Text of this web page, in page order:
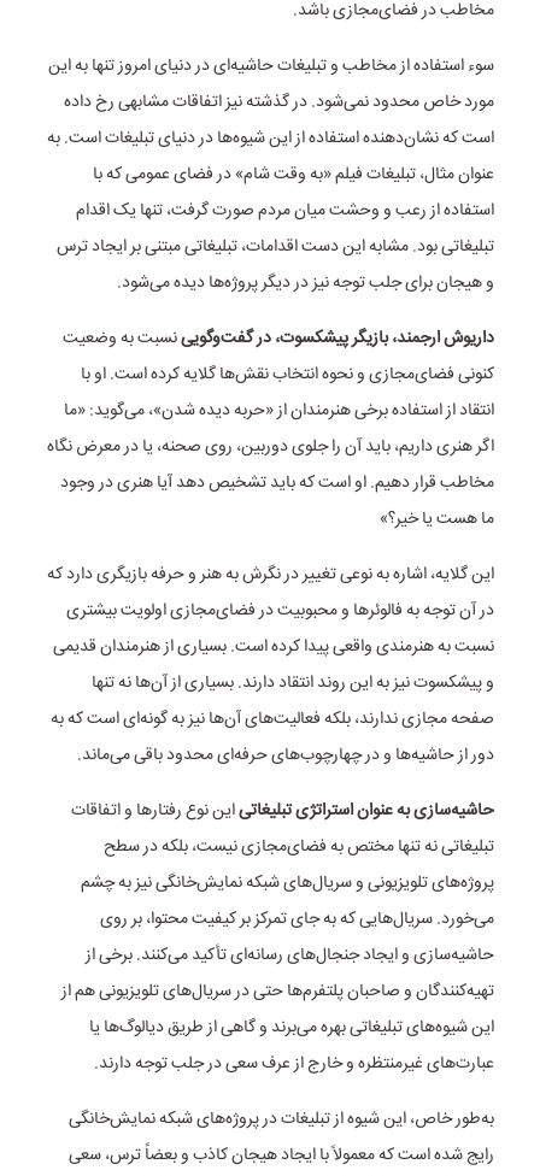
مخاطب در فضای‌مجازی باشد.
سوء استفاده از مخاطب و تبلیغات حاشیه‌ای در دنیای امروز تنها به این
مورد خاص محدود نمی‌شود. در گذشته نیز اتفاقات مشابهی رخ داده
است که نشان‌دهنده استفاده از این شیوه‌ها در دنیای تبلیغات است. به
عنوان مثال، تبلیغات فیلم «به وقت شام» در فضای عمومی که با
استفاده از رعب و وحشت میان مردم صورت گرفت، تنها یک اقدام
تبلیغاتی بود. مشابه این دست اقدامات، تبلیغاتی مبتنی بر ایجاد ترس
و هیجان برای جلب توجه نیز در دیگر پروژه‌ها دیده می‌شود.
داریوش ارجمند، بازیگر پیشکسوت، در گفت‌وگویینسبت به وضعیت
کنونی فضای‌مجازی و نحوه انتخاب نقش‌ها گلایه کرده است. او با
انتقاد از استفاده برخی هنرمندان از «حربه دیده شدن»، می‌گوید: «ما
اگر هنری داریم، باید آن را جلوی دوربین، روی صحنه، یا در معرض نگاه
مخاطب قرار دهیم. او است که باید تشخیص دهد آیا هنری در وجود
ما هست یا خیر؟»
این گلایه، اشاره به نوعی تغییر در نگرش به هنر و حرفه بازیگری دارد که
در آن توجه به فالوئرها و محبوبیت در فضای‌مجازی اولویت بیشتری
نسبت به هنرمندی واقعی پیدا کرده است. بسیاری از هنرمندان قدیمی
و پیشکسوت نیز به این روند انتقاد دارند. بسیاری از آن‌ها نه تنها
صفحه مجازی ندارند، بلکه فعالیت‌های آن‌ها نیز به گونه‌ای است که به
دور از حاشیه‌ها و در چهارچوب‌های حرفه‌ای محدود باقی می‌ماند.
حاشیه‌سازی به عنوان استراتژی تبلیغاتیاین نوع رفتارها و اتفاقات
تبلیغاتی نه تنها مختص به فضای‌مجازی نیست، بلکه در سطح
پروژه‌های تلویزیونی و سریال‌های شبکه نمایش‌خانگی نیز به چشم
می‌خورد. سریال‌هایی که به جای تمرکز بر کیفیت محتوا، بر روی
حاشیه‌سازی و ایجاد جنجال‌های رسانه‌ای تأکید می‌کنند. برخی از
تهیه‌کنندگان و صاحبان پلتفرم‌ها حتی در سریال‌های تلویزیونی هم از
این شیوه‌های تبلیغاتی بهره می‌برند و گاهی از طریق دیالوگ‌ها یا
عبارت‌های غیرمنتظره و خارج از عرف سعی در جلب توجه دارند.
به‌طور خاص، این شیوه از تبلیغات در پروژه‌های شبکه نمایش‌خانگی
رایج شده است که معمولاً با ایجاد هیجان کاذب و بعضاً ترس، سعی